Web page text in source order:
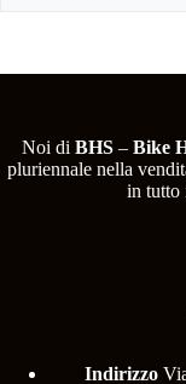
Noi di BHS– Bike
pluriennale nella
in tutto
Indirizzo